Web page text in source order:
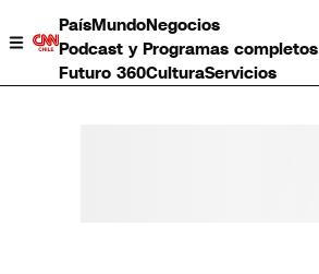
PaísMundoNegocios
Podcast y Programas completos
Futuro 360CulturaServicios